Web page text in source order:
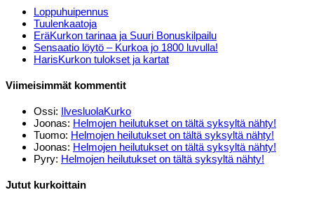
Loppuhuipennus
Tuulenkaatoja
EräKurkon tarinaa ja Suuri Bonuskilpailu
Sensaatio löytö – Kurkoa jo 1800 luvulla!
HarisKurkon tulokset ja kartat
Viimeisimmät kommentit
Ossi: IlvesluolaKurko
Joonas: Helmojen heilutukset on tältä syksyltä nähty!
Tuomo: Helmojen heilutukset on tältä syksyltä nähty!
Joonas: Helmojen heilutukset on tältä syksyltä nähty!
Pyry: Helmojen heilutukset on tältä syksyltä nähty!
Jutut kurkoittain